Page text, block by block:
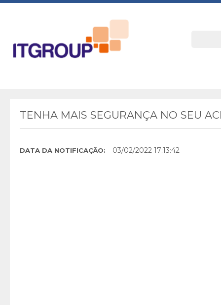
TENHA MAIS SEGURANÇA NO SEU
DATA DA NOTIFICAÇÃO: 03/02/2022 17:13:42